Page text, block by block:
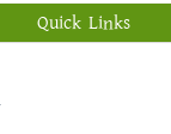
Quick Links